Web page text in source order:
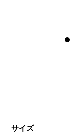
サイズ